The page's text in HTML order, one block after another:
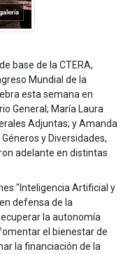
base de la CTERA,
Mundial de la
esta semana en
General; María Laura
Adjuntas; y Amanda
y Diversidades,
adelante en distintas
"Inteligencia Artificial y
defensa de la
la autonomía
el bienestar de
la financiación de la